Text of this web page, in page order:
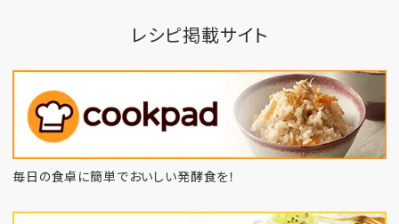
レシピ掲載サイト
毎日の食卓に簡単でおいしい発酵食を！